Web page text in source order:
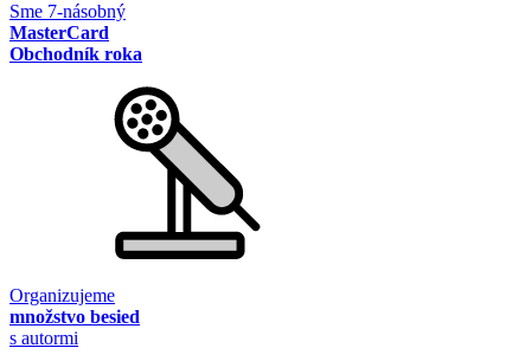
Sme 7-násobný
MasterCard
Obchodník roka
Organizujeme
množstvo besied
s autormi